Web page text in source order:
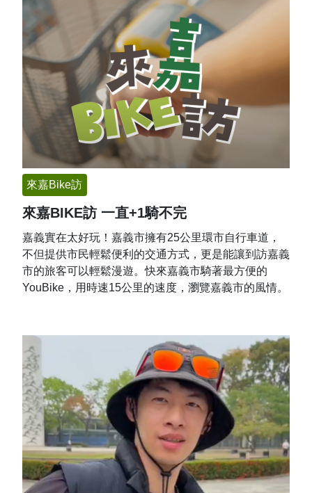
來嘉Bike訪
來嘉BIKE訪 一直+1騎不完
嘉義實在太好玩！嘉義市擁有25公里環市自行車道，
不但提供市民輕鬆便利的交通方式，更是能讓到訪嘉義
市的旅客可以輕鬆漫遊。快來嘉義市騎著最方便的
YouBike，用時速15公里的速度，瀏覽嘉義市的風情。